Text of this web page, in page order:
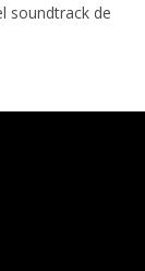
soundtrack de